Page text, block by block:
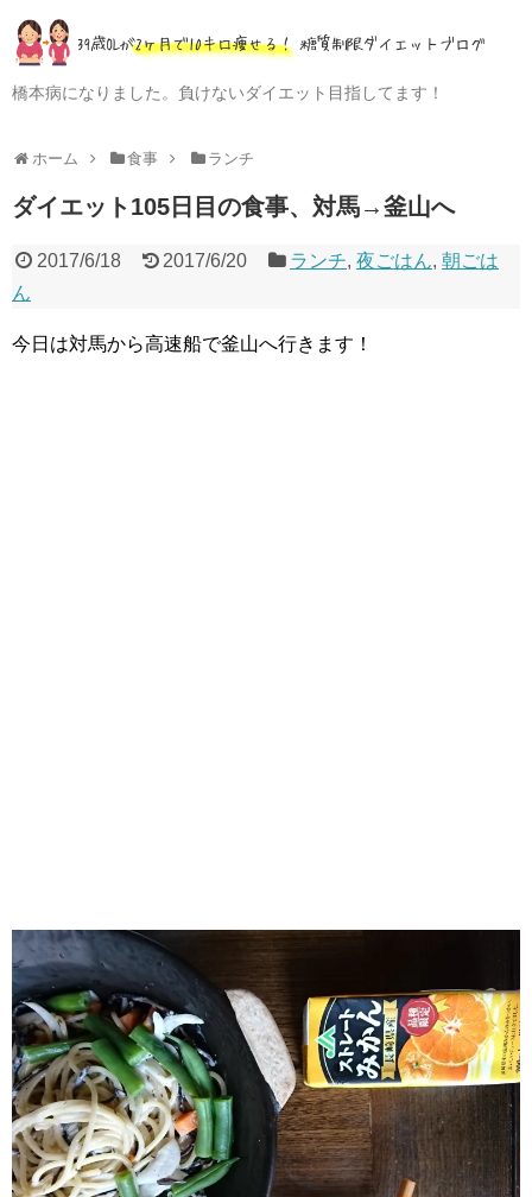
橋本病になりました。負けないダイエット目指してます！
ホーム 食事 ランチ
ダイエット105日目の食事、対馬→釜山へ
2017/6/18 2017/6/20 ランチ,夜ごはん,朝ごは
ん
今日は対馬から高速船で釜山へ行きます！